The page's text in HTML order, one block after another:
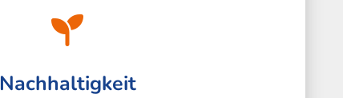
Nachhaltigkeit